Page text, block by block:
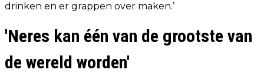
drinken en er grappen over maken.’
'Neres kan één van de grootste van
de wereld worden'